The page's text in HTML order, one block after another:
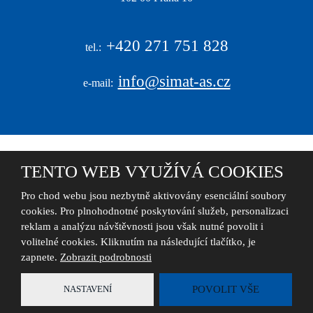
tel.: +420 271 751 828
e-mail: info@simat-as.cz
© 2026, S I M A T , akciová společnost - všechna práva vyhrazena
Tento web je chráněn pomocí Google ReCAPTCHA a platí pro něj
ochrany osobních údajů a smluvní podmínky společnosti Google.
Vytvořila eBRÁNA
TENTO WEB VYUŽÍVÁ COOKIES
Pro chod webu jsou nezbytně aktivovány esenciální soubory
cookies. Pro plnohodnotné poskytování služeb, personalizaci
reklam a analýzu návštěvnosti jsou však nutné povolit i
volitelné cookies. Kliknutím na následující tlačítko, je
zapnete. Zobrazit podrobnosti
NASTAVENÍ POVOLIT VŠE